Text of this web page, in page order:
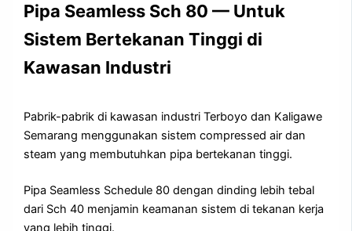
Pipa Seamless Sch 80 — Untuk
Sistem Bertekanan Tinggi di
Kawasan Industri
Pabrik-pabrik di kawasan industri Terboyo dan Kaligawe
Semarang menggunakan sistem compressed air dan
steam yang membutuhkan pipa bertekanan tinggi.
Pipa Seamless Schedule 80 dengan dinding lebih tebal
dari Sch 40 menjamin keamanan sistem di tekanan kerja
yang lebih tinggi.